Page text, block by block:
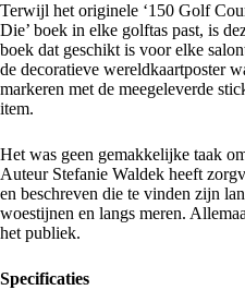
Terwijl het originele ‘150 Golf
Die’ boek in elke golftas past, is
boek dat geschikt is voor elke
de decoratieve wereldkaartposter
markeren met de meegeleverde
item.
Het was geen gemakkelijke taak
Auteur Stefanie Waldek heeft
en beschreven die te vinden zijn
woestijnen en langs meren.
het publiek.
Specificaties